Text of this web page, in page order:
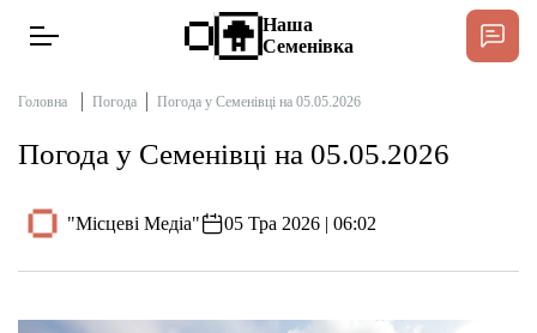
Тексти
Наша
Семенівка
Головна Погода Погода у Семенівці на 05.05.2026
Погода у Семенівці на 05.05.2026
"Місцеві Медіа" 05 Тра 2026 | 06:02